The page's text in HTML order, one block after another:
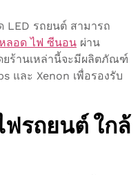
LED รถยนต์ สามารถ
ลอด ไฟ ซีนอน ผ่าน
ยร้านเหล่านี้จะมีผลิตภัณฑ์
และ Xenon เพื่อรองรับ
รถยนต์ ใกล้